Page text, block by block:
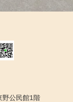
公民館1階